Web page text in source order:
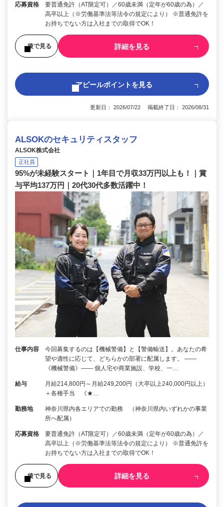
応募資格
要普通免許（AT限定可）／60歳未満（定年が60歳の為）／
高卒以上（※労働基準法等法令の規定により） ※普通免許を
お持ちでない方は入社までの取得でOK！
後で見る 詳細を見る
アピールポイントを見る
更新日： 2026/07/22 掲載終了日： 2026/08/31
ALSOKのセキュリティスタッフ
ALSOK株式会社
正社員
95%が未経験スタート｜1年目で月収33万円以上も！｜賞
与平均137万円｜20代30代多数活躍中！
仕事内容
今回募集するのは【機械警備】と【警備輸送】。あなたの希
望や適性に応じて、どちらかの部署に配属します。 ――
《機械警備》―― 個人宅や商業施設、学校、一…
給与
月給214,800円～月給249,200円（大卒以上240,000円以上）
＋各種手当 《★…
勤務地
神奈川県内各エリアでの勤務 （神奈川県内いずれかの事業
所へ配属）
応募資格
要普通免許（AT限定可）／60歳未満（定年が60歳の為）／
高卒以上（※労働基準法等法令の規定により） ※普通免許を
お持ちでない方は入社までの取得でOK！
後で見る 詳細を見る